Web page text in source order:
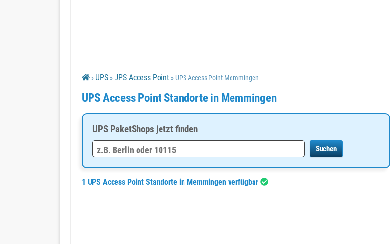
» UPS » UPS Access Point » UPS Access Point Memmingen
UPS Access Point Standorte in Memmingen
UPS PaketShops jetzt finden
1 UPS Access Point Standorte in Memmingen verfügbar